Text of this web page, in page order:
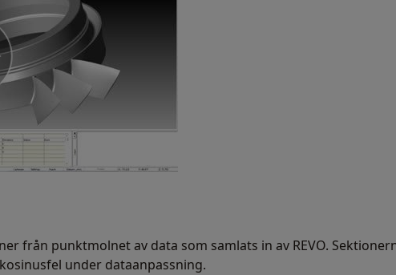
från punktmolnet av data som samlats in av REVO.
under dataanpassning.